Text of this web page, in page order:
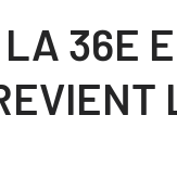
LA 36E